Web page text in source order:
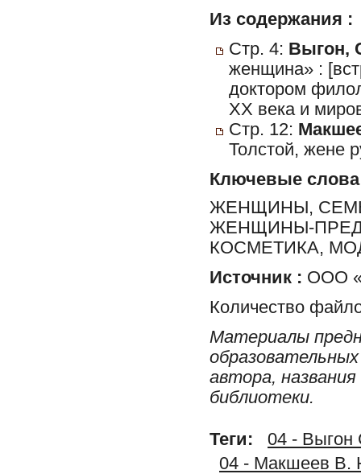
Из содержания :
Стр. 4: Выгон,
женщина» :
доктором
XX века и
Стр. 12:
Толстой, жене
Ключевые слова
ЖЕНЩИНЫ,
ЖЕНЩИНЫ-
КОСМЕТИКА,
Источник : ООО
Количество
Материалы
автора,
библиотеки.
Теги:
04 - Выгон
04 - Макшеев В.